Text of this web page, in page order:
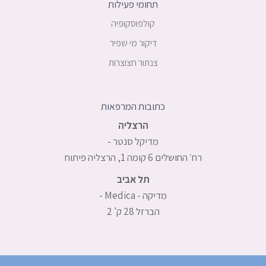
כתובות המרפאות
הרצליה
מדיקל סנטר -
רח׳ החושלים 6 קומה 1, הרצליה פיתוח
תל אביב
מדיקה - Medica -
הברזל 28 ק' 2
תחומי פעילות
קולפוסקופיה
דיקור מי שפיר
צנתור חצוצרות